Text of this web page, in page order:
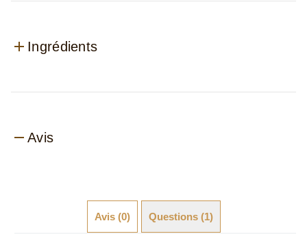
Ingrédients
Avis
Avis (0) Questions (1)